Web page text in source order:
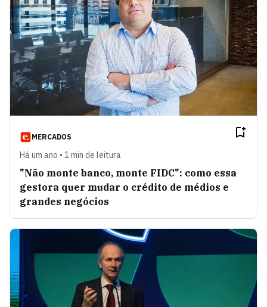
MERCADOS
Há um ano • 1 min de leitura
"Não monte banco, monte FIDC": como essa
gestora quer mudar o crédito de médios e
grandes negócios